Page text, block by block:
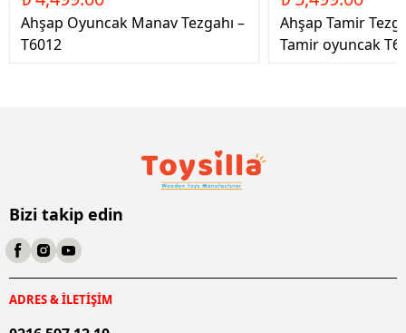
Ahşap Oyuncak Manav Tezgahı –
T6012
Ahşap Tamir
Tamir oyuncak
Bizi takip edin
ADRES & İLETİŞİM